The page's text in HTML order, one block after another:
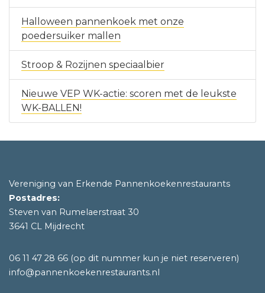
Halloween pannenkoek met onze
poedersuiker mallen
Stroop & Rozijnen speciaalbier
Nieuwe VEP WK-actie: scoren met de leukste
WK-BALLEN!
Vereniging van Erkende Pannenkoekenrestaurants
Postadres:
Steven van Rumelaerstraat 30
3641 CL Mijdrecht
06 11 47 28 66 (op dit nummer kun je niet reserveren)
info@pannenkoekenrestaurants.nl